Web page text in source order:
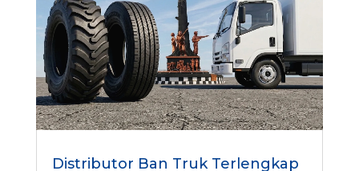
Distributor Ban Truk Terlengkap